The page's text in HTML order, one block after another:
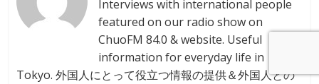
Interviews with international people
featured on our radio show on
ChuoFM 84.0 & website. Useful
information for everyday life in
Tokyo. 外国人にとって役立つ情報の提供＆外国人との